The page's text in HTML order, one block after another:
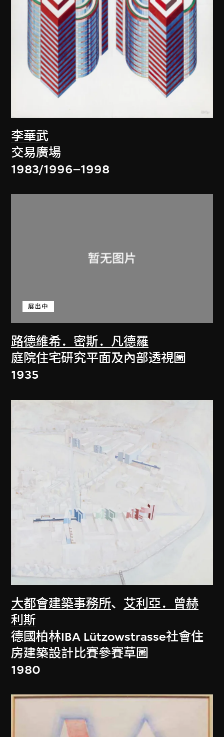
李華武
交易廣場
1983/1996–1998
路德維希．密斯．凡德羅
展出中
庭院住宅研究平面及內部透視圖
1935
大都會建築事務所、 艾利亞．曾赫
利斯
德國柏林IBA Lützowstrasse社會住
房建築設計比賽參賽草圖
1980